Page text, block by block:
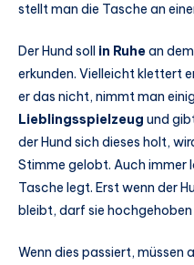
stellt man die Tasche an
Der Hund soll in Ruhean
erkunden. Vielleicht klettert
er das nicht, nimmt man
Lieblingsspielzeug und
der Hund sich dieses holt,
Stimme gelobt. Auch immer
Tasche legt. Erst wenn der
bleibt, darf sie hochgehoben
Wenn dies passiert, müssen